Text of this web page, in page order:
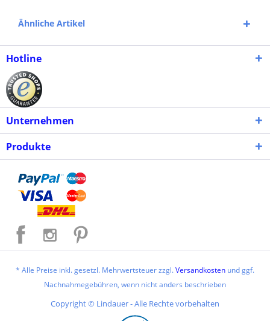
Ähnliche Artikel
Hotline
Unternehmen
Produkte
* Alle Preise inkl. gesetzl. Mehrwertsteuer zzgl.Versandkosten und ggf.
Nachnahmegebühren, wenn nicht anders beschrieben
Copyright © Lindauer - Alle Rechte vorbehalten